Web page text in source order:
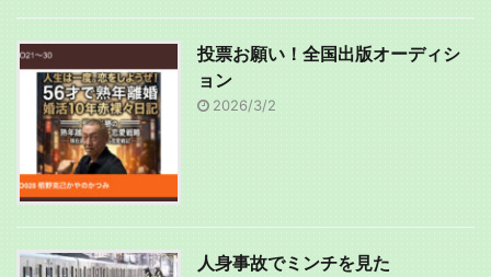
投票お願い！全国出版オーディシ
ョン
2026/3/2
人身事故でミンチを見た